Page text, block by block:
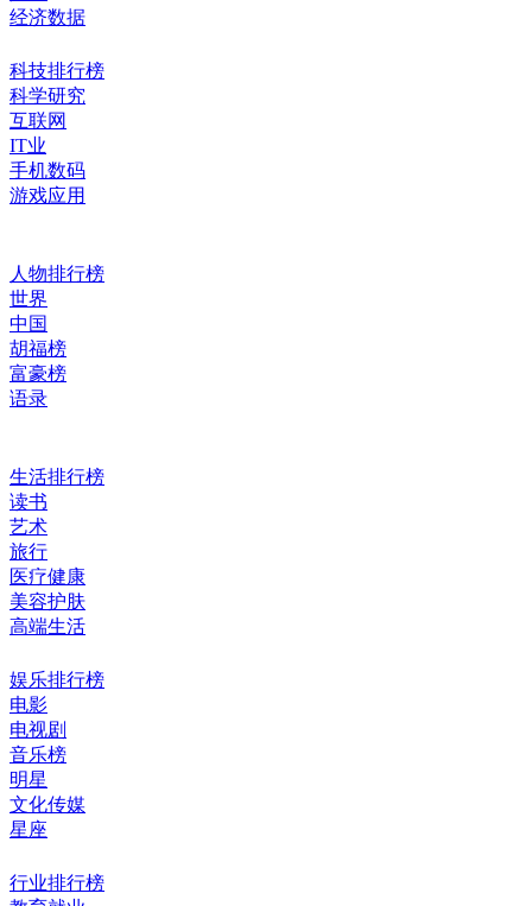
经济数据
科技排行榜
科学研究
互联网
IT业
手机数码
游戏应用
人物排行榜
世界
中国
胡福榜
富豪榜
语录
生活排行榜
读书
艺术
旅行
医疗健康
美容护肤
高端生活
娱乐排行榜
电影
电视剧
音乐榜
明星
文化传媒
星座
行业排行榜